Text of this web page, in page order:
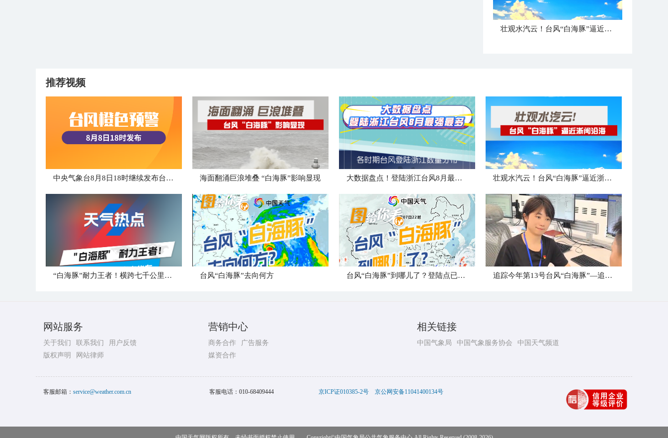
壮观水汽云！台风“白海豚”逼近浙闽沿海
推荐视频
中央气象台8月8日18时继续发布台风橙色预警 海面翻涌巨浪堆叠 “白海豚”影响显现 大数据盘点！登陆浙江台风8月最强最多 壮观水汽云！台风“白海豚”逼近浙闽沿海
“白海豚”耐力王者！横跨七千公里直奔华东 台风“白海豚”去向何方 台风“白海豚”到哪儿了？登陆点已确定 追踪今年第13号台风“白海豚”—追风小组台州最新消息
网站服务
关于我们 联系我们
用户反馈
版权声明
网站律师
营销中心
商务合作
广告服务
媒资合作
相关链接
中国气象局 中国气象服务协会 中国天气频道
客服邮箱： service@weather.com.cn 客服电话： 010-68409444 京ICP证010385-2号 京公网安备11041400134号